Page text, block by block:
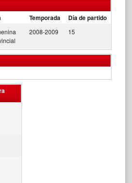
Temporada Día de partido
2008-2009 15